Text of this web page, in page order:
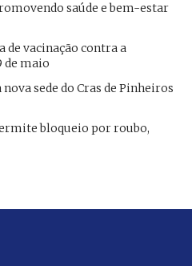
saúde e bem-estar
de vacinação contra a
de maio
sede do Cras de Pinheiros
bloqueio por roubo,